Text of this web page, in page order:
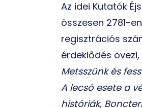
Az idei Kutatók
összesen 2781-
regisztrációs
érdeklődés
Metsszünk és
A lecsó esete a
históriák,